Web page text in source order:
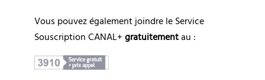
Vous pouvez également joindre le Service
Souscription CANAL+ gratuitement au :